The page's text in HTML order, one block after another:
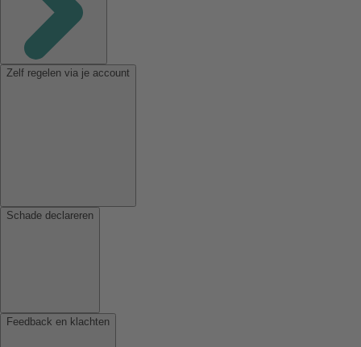
Zelf regelen via je account
Schade declareren
Feedback en klachten